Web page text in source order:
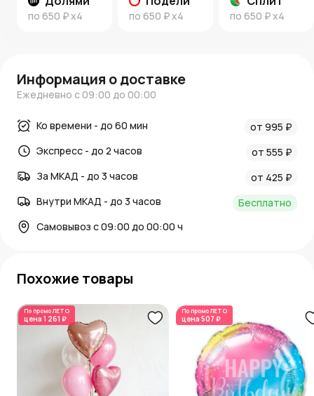
по 650 ₽x4 по 650 ₽x4 по 650 ₽x4
Информация о доставке
Ежедневно с 09:00 до 00:00
Ко времени - до 60 мин
от 995 ₽
Экспресс - до 2 часов
от 555 ₽
За МКАД - до 3 часов
от 425 ₽
Внутри МКАД - до 3 часов
Бесплатно
Самовывоз с 09:00 до 00:00 ч
Похожие товары
По промоЛЕТО
цена 1 261 ₽
По промоЛЕТО
цена 507 ₽